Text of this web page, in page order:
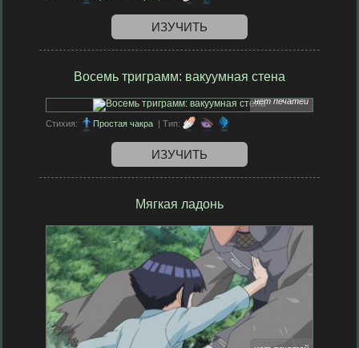
ИЗУЧИТЬ
Восемь триграмм: вакуумная стена
нет печатей
Стихия: Простая чакра | Тип:
ИЗУЧИТЬ
Мягкая ладонь